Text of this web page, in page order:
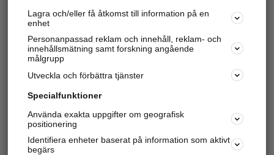
Har du redan verifierat ditt företag? Logga in
Varje vecka besöker du och4 miljoner
andra
härliga användare oss för att hitta rätt lokal
information om företag, privatpersoner och
platser.
Lagra och/eller få åtkomst till information på en
enhet
Personanpassad reklam och innehåll, reklam- och
innehållsmätning samt forskning angående
målgrupp
Utveckla och förbättra tjänster
Specialfunktioner
Använda exakta uppgifter om geografisk
positionering
Identifiera enheter baserat på information som aktivt
begärs